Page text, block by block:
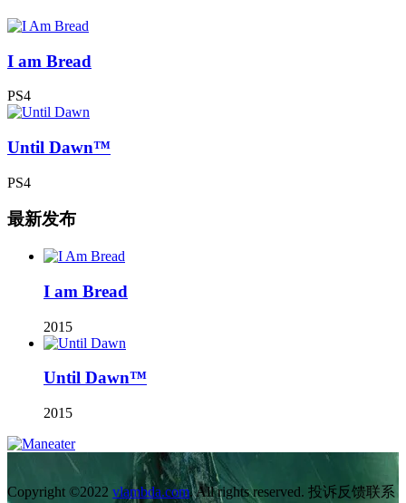
I am Bread
PS4
Until Dawn™
PS4
最新发布
I am Bread
2015
Until Dawn™
2015
Copyright ©2022 vlambda.com. All rights reserved. 投诉反馈联系